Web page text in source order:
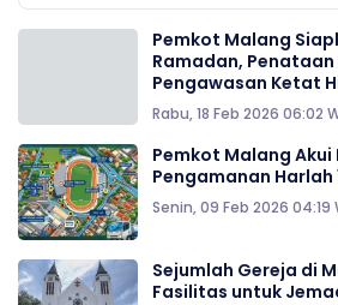
Pemkot Malang
Ramadan,
Pengawasan Ketat
Rabu, 18 Feb 2026 06:02
Pemkot Malang
Pengamanan Harlah
Senin, 09 Feb 2026 04:19
Sejumlah Gereja di
Fasilitas untuk